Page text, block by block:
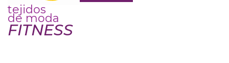
tejidos
de moda
FITNESS